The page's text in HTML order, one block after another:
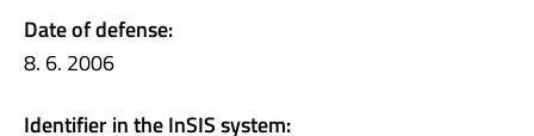
Date of defense:
8. 6. 2006
Identifier in the InSIS system: